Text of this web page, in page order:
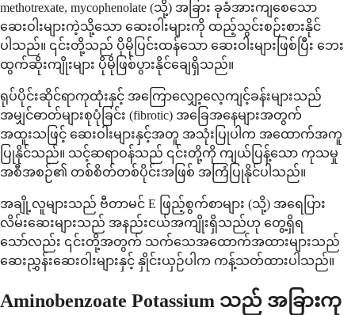
methotrexate, mycophenolate (သို့) အခြား ခုခံအားကျစေသော
ဆေးဝါးများကဲ့သို့သော ဆေးဝါးများကို ထည့်သွင်းစဉ်းစားနိုင်
ပါသည်။ ၎င်းတို့သည် ပိုမိုပြင်းထန်သော ဆေးဝါးများဖြစ်ပြီး ဘေး
ထွက်ဆိုးကျိုးများ ပိုမိုဖြစ်ပွားနိုင်ချေရှိသည်။
ရုပ်ပိုင်းဆိုင်ရာကုထုံးနှင့် အကြောလျှော့လေ့ကျင့်ခန်းများသည်
အမျှင်ဓာတ်များစုပုံခြင်း (fibrotic) အခြေအနေများအတွက်
အထူးသဖြင့် ဆေးဝါးများနှင့်အတူ အသုံးပြုပါက အထောက်အကူ
ပြုနိုင်သည်။ သင့်ဆရာဝန်သည် ၎င်းတို့ကို ကျယ်ပြန့်သော ကုသမှု
အစီအစဉ်၏ တစ်စိတ်တစ်ပိုင်းအဖြစ် အကြံပြုနိုင်ပါသည်။
အချို့လူများသည် ဗီတာမင် E ဖြည့်စွက်စာများ (သို့) အရေပြား
လိမ်းဆေးများသည် အနည်းငယ်အကျိုးရှိသည်ဟု တွေ့ရှိရ
သော်လည်း ၎င်းတို့အတွက် သက်သေအထောက်အထားများသည်
ဆေးညွှန်းဆေးဝါးများနှင့် နှိုင်းယှဉ်ပါက ကန့်သတ်ထားပါသည်။
Aminobenzoate Potassium သည် အခြားကု